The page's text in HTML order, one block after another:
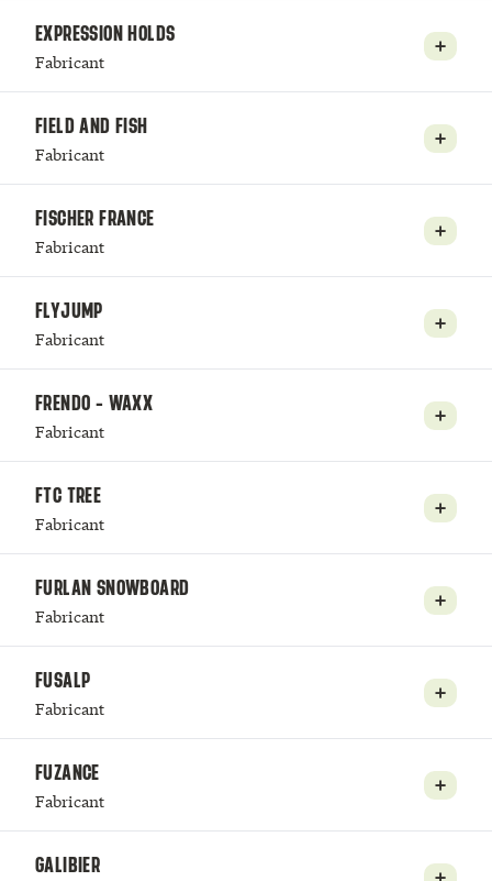
EXPRESSION HOLDS
Fabricant
FIELD AND FISH
Fabricant
FISCHER FRANCE
Fabricant
FLYJUMP
Fabricant
FRENDO - WAXX
Fabricant
FTC TREE
Fabricant
FURLAN SNOWBOARD
Fabricant
FUSALP
Fabricant
FUZANCE
Fabricant
GALIBIER